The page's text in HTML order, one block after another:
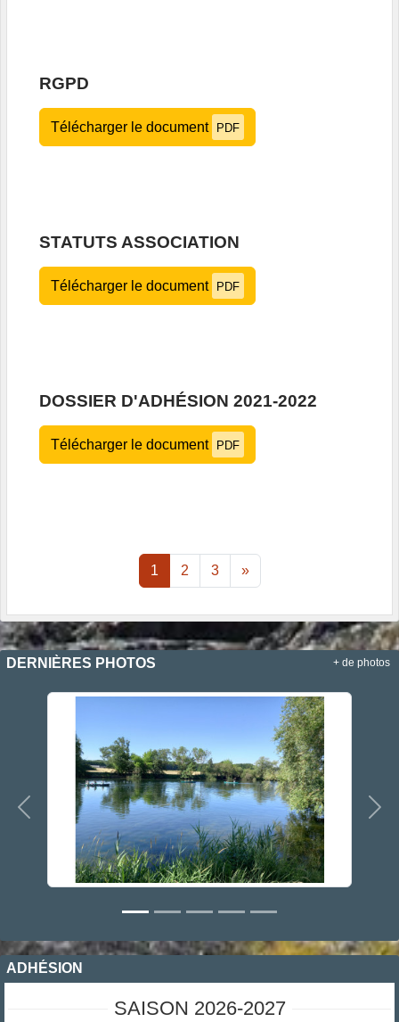
RGPD
Télécharger le document PDF
STATUTS ASSOCIATION
Télécharger le document PDF
DOSSIER D'ADHÉSION 2021-2022
Télécharger le document PDF
1 2 3 »
DERNIÈRES PHOTOS
Précedent
+ de photos
ADHÉSION
SAISON 2026-2027